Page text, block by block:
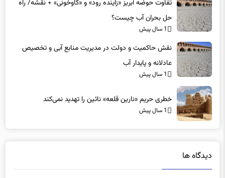
تفاوت حوضه آبریز «زاینده رود» و «گاوخونی» + نقشه/ راه
حل بحران آب چیست؟
1 سال پیش
نقش حاکمیت و دولت در مدیریت منابع آبی و تخصیص
عادلانه و پایدار آب
خطری حریم «نارین قلعه‌» نائین را تهدید نمی‌کند
دیدگاه ها